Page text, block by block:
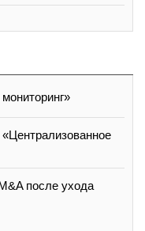
после ухода